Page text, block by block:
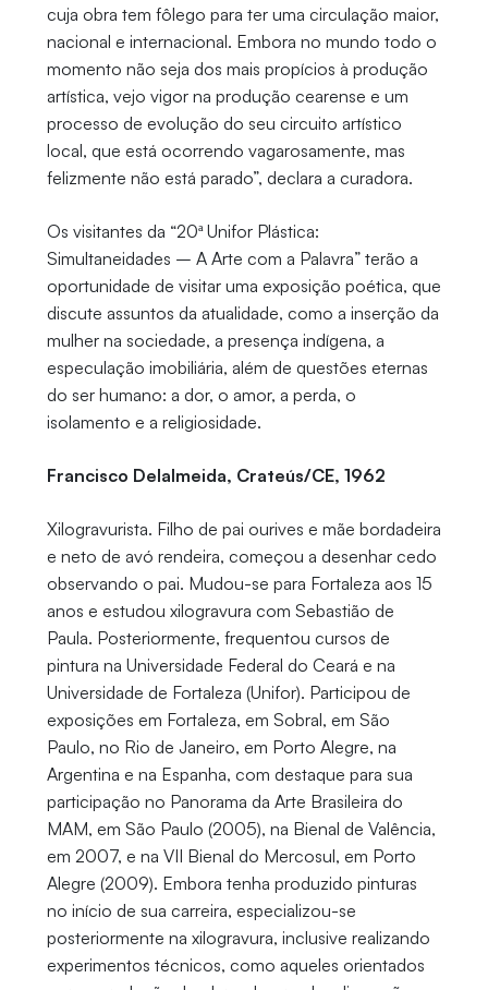
cuja obra tem fôlego para ter uma circulação maior,
nacional e internacional. Embora no mundo todo o
momento não seja dos mais propícios à produção
artística, vejo vigor na produção cearense e um
processo de evolução do seu circuito artístico
local, que está ocorrendo vagarosamente, mas
felizmente não está parado”, declara a curadora.
Os visitantes da “20ª Unifor Plástica:
Simultaneidades – A Arte com a Palavra” terão a
oportunidade de visitar uma exposição poética, que
discute assuntos da atualidade, como a inserção da
mulher na sociedade, a presença indígena, a
especulação imobiliária, além de questões eternas
do ser humano: a dor, o amor, a perda, o
isolamento e a religiosidade.
Francisco Delalmeida, Crateús/CE, 1962
Xilogravurista. Filho de pai ourives e mãe bordadeira
e neto de avó rendeira, começou a desenhar cedo
observando o pai. Mudou-se para Fortaleza aos 15
anos e estudou xilogravura com Sebastião de
Paula. Posteriormente, frequentou cursos de
pintura na Universidade Federal do Ceará e na
Universidade de Fortaleza (Unifor). Participou de
exposições em Fortaleza, em Sobral, em São
Paulo, no Rio de Janeiro, em Porto Alegre, na
Argentina e na Espanha, com destaque para sua
participação no Panorama da Arte Brasileira do
MAM, em São Paulo (2005), na Bienal de Valência,
em 2007, e na VII Bienal do Mercosul, em Porto
Alegre (2009). Embora tenha produzido pinturas
no início de sua carreira, especializou-se
posteriormente na xilogravura, inclusive realizando
experimentos técnicos, como aqueles orientados